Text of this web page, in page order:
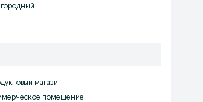
магазин
помещение